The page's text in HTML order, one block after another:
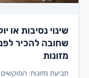
שינוי נסיבות או
שחובה להכיר
מזונות
תביעת מזונות: